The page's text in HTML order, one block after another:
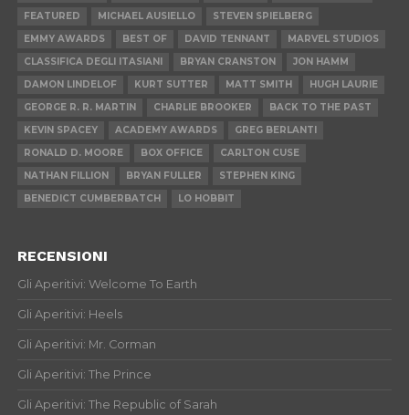
FEATURED
MICHAEL AUSIELLO
STEVEN SPIELBERG
EMMY AWARDS
BEST OF DAVID TENNANT
MARVEL STUDIOS
CLASSIFICA DEGLI ITASIANI
BRYAN CRANSTON
JON HAMM
DAMON LINDELOF
KURT SUTTER MATT SMITH
HUGH LAURIE
GEORGE R. R. MARTIN
CHARLIE BROOKER
BACK TO THE PAST
KEVIN SPACEY
ACADEMY AWARDS
GREG BERLANTI
RONALD D. MOORE
BOX OFFICE
CARLTON CUSE
NATHAN FILLION
BRYAN FULLER
STEPHEN KING
BENEDICT CUMBERBATCH
LO HOBBIT
RECENSIONI
Gli Aperitivi: Welcome To Earth
Gli Aperitivi: Heels
Gli Aperitivi: Mr. Corman
Gli Aperitivi: The Prince
Gli Aperitivi: The Republic of Sarah